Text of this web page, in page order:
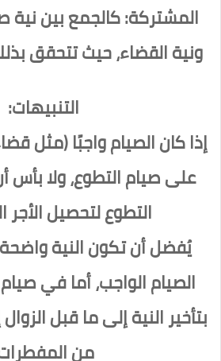
المشتركة: كالجمع بين نية
ونية القضاء، حيث تتحقق
التنبيهات:
إذا كان الصيام واجبًا (مثل
على صيام التطوع، ولا بأس
التطوع لتحصيل
يُفضل أن تكون النية
الصيام الواجب، أما في
بتأخير النية إلى ما قبل
من